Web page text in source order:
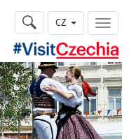
CZ